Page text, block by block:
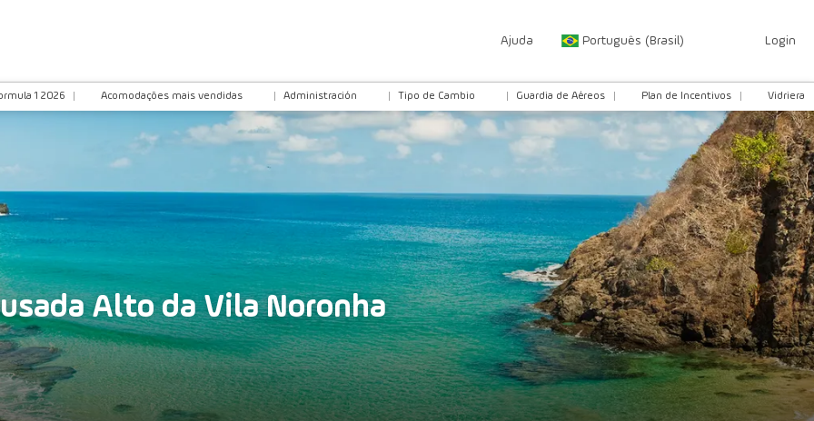
Ajuda Português (Brasil) Login
1 2026 Acomodações mais vendidas Administración Tipo de Cambio Guardia de Aéreos Plan de Incentivos Vidriera
Alto da Vila Noronha